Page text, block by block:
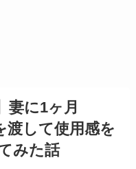
妻に1ヶ月
渡して使用感を
みた話